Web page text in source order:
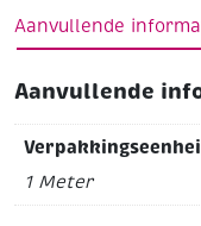
Aanvullende
Aanvullende
1 Meter